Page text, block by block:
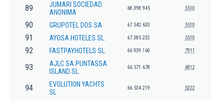
89
JUMARI SOCIEDAD
ANONIMA
68.398.945 5510
90 GRUPOTEL DOS SA 67.542.633 5510
91 AYOSA HOTELES SL. 67.385.232 5510
92 FASTPAYHOTELS SL. 66.939.160 7911
93
AJLC SA PUNTASSA
ISLAND SL.
66.571.678 6812
94
EVOLUTION YACHTS
SL
66.534.219 5222